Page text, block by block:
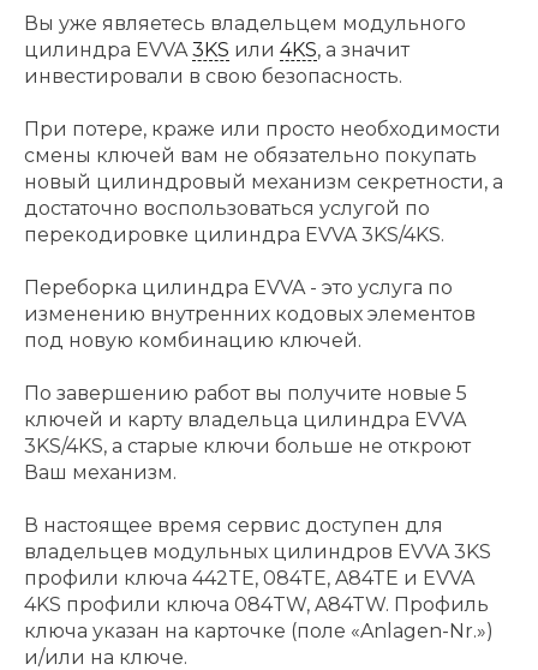
Вы уже являетесь владельцем модульного
цилиндра EVVA3KS или 4KS, а значит
инвестировали в свою безопасность.
При потере, краже или просто необходимости
смены ключей вам не обязательно покупать
новый цилиндровый механизм секретности, а
достаточно воспользоваться услугой по
перекодировке цилиндра EVVA 3KS/4KS.
Переборка цилиндра EVVA - это услуга по
изменению внутренних кодовых элементов
под новую комбинацию ключей.
По завершению работ вы получите новые 5
ключей и карту владельца цилиндра EVVA
3KS/4KS, а старые ключи больше не откроют
Ваш механизм.
В настоящее время сервис доступен для
владельцев модульных цилиндров EVVA 3KS
профили ключа 442TE, 084TE, A84TE и EVVA
4KS профили ключа 084TW, A84TW. Профиль
ключа указан на карточке (поле «Anlagen-Nr.»)
и/или на ключе.